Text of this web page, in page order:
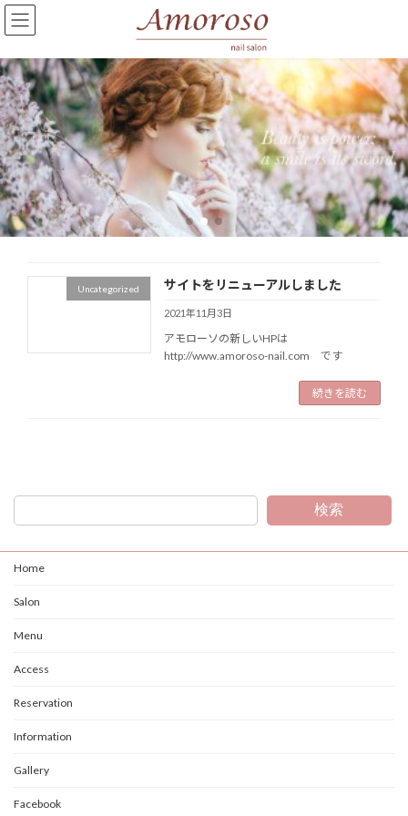
コ
ン
ン
ツ
へ
ス
キ
ッ
プ
ナ
ビ
ー
シ
ョ
ン
に
移
動
Uncategorized サイトをリニューアルしました
2021年11月3日
アモローソの新しいHPは
http://www.amoroso-nail.com です
続きを読む
検索
Home
Salon
Menu
Access
Reservation
Information
Gallery
Facebook